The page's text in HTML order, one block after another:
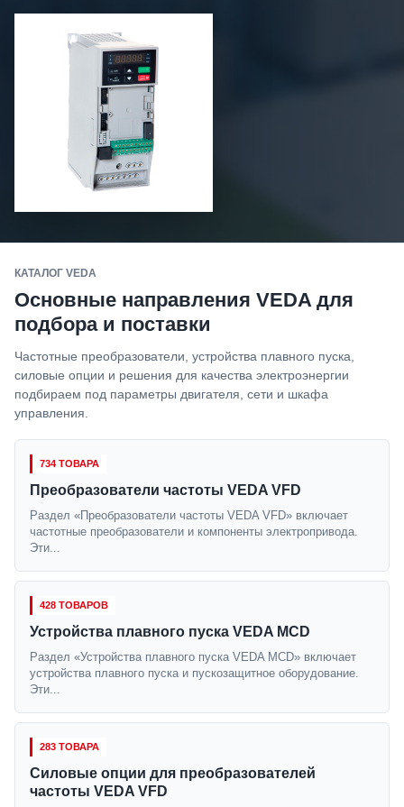
КАТАЛОГ VEDA
Основные направления VEDA для
подбора и поставки
Частотные преобразователи, устройства плавного пуска,
силовые опции и решения для качества электроэнергии
подбираем под параметры двигателя, сети и шкафа
управления.
734 ТОВАРА
Преобразователи частоты VEDA VFD
Раздел «Преобразователи частоты VEDA VFD» включает
частотные преобразователи и компоненты электропривода.
Эти...
428 ТОВАРОВ
Устройства плавного пуска VEDA MCD
Раздел «Устройства плавного пуска VEDA MCD» включает
устройства плавного пуска и пускозащитное оборудование.
Эти...
283 ТОВАРА
Силовые опции для преобразователей
частоты VEDA VFD